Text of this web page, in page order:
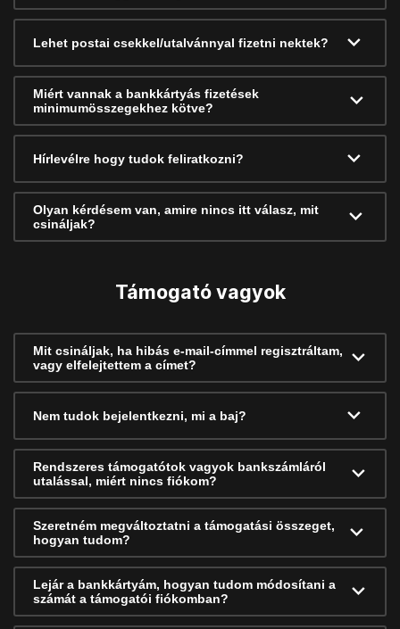
Lehet postai csekkel/utalvánnyal fizetni nektek?
Miért vannak a bankkártyás fizetések
minimumösszegekhez kötve?
Hírlevélre hogy tudok feliratkozni?
Olyan kérdésem van, amire nincs itt válasz, mit
csináljak?
Támogató vagyok
Mit csináljak, ha hibás e-mail-címmel regisztráltam,
vagy elfelejtettem a címet?
Nem tudok bejelentkezni, mi a baj?
Rendszeres támogatótok vagyok bankszámláról
utalással, miért nincs fiókom?
Szeretném megváltoztatni a támogatási összeget,
hogyan tudom?
Lejár a bankkártyám, hogyan tudom módosítani a
számát a támogatói fiókomban?